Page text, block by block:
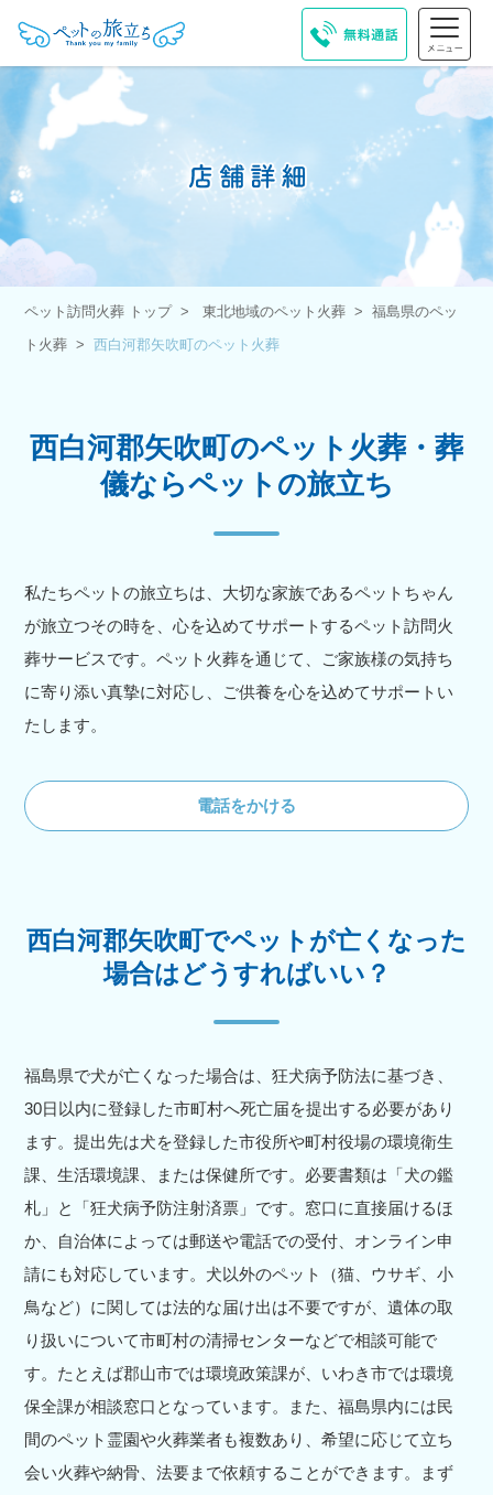
ペット訪問火葬 トップ 東北地域のペット火葬
福島県のペッ
ト火葬
西白河郡矢吹町のペット火葬
西白河郡矢吹町のペット火葬・葬
儀ならペットの旅立ち
私たちペットの旅立ちは、大切な家族であるペットちゃん
が旅立つその時を、心を込めてサポートするペット訪問火
葬サービスです。ペット火葬を通じて、ご家族様の気持ち
に寄り添い真摯に対応し、ご供養を心を込めてサポートい
たします。
電話をかける
西白河郡矢吹町でペットが亡くなった
場合はどうすればいい？
福島県で犬が亡くなった場合は、狂犬病予防法に基づき、
30日以内に登録した市町村へ死亡届を提出する必要があり
ます。提出先は犬を登録した市役所や町村役場の環境衛生
課、生活環境課、または保健所です。必要書類は「犬の鑑
札」と「狂犬病予防注射済票」です。窓口に直接届けるほ
か、自治体によっては郵送や電話での受付、オンライン申
請にも対応しています。犬以外のペット（猫、ウサギ、小
鳥など）に関しては法的な届け出は不要ですが、遺体の取
り扱いについて市町村の清掃センターなどで相談可能で
す。たとえば郡山市では環境政策課が、いわき市では環境
保全課が相談窓口となっています。また、福島県内には民
間のペット霊園や火葬業者も複数あり、希望に応じて立ち
会い火葬や納骨、法要まで依頼することができます。まず